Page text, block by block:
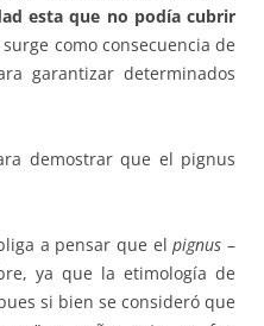
esta que no podía cubrir
como consecuencia de
garantizar determinados
demostrar que el pignus
a pensar que elpignus –
ya que la etimología de
si bien se consideró que